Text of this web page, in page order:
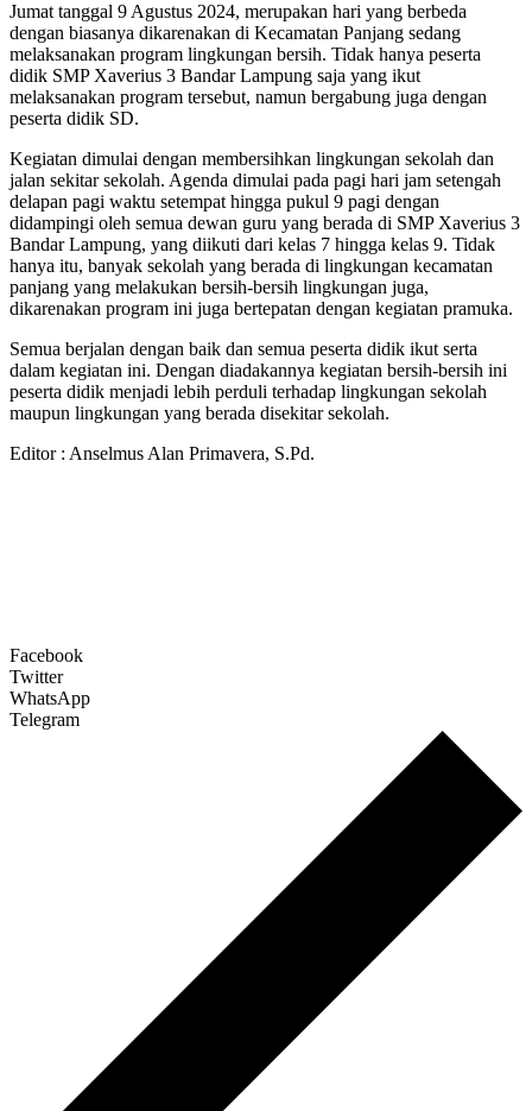
Jumat tanggal 9 Agustus 2024, merupakan hari yang berbeda
dengan biasanya dikarenakan di Kecamatan Panjang sedang
melaksanakan program lingkungan bersih. Tidak hanya peserta
didik SMP Xaverius 3 Bandar Lampung saja yang ikut
melaksanakan program tersebut, namun bergabung juga dengan
peserta didik SD.
Kegiatan dimulai dengan membersihkan lingkungan sekolah dan
jalan sekitar sekolah. Agenda dimulai pada pagi hari jam setengah
delapan pagi waktu setempat hingga pukul 9 pagi dengan
didampingi oleh semua dewan guru yang berada di SMP Xaverius 3
Bandar Lampung, yang diikuti dari kelas 7 hingga kelas 9. Tidak
hanya itu, banyak sekolah yang berada di lingkungan kecamatan
panjang yang melakukan bersih-bersih lingkungan juga,
dikarenakan program ini juga bertepatan dengan kegiatan pramuka.
Semua berjalan dengan baik dan semua peserta didik ikut serta
dalam kegiatan ini. Dengan diadakannya kegiatan bersih-bersih ini
peserta didik menjadi lebih perduli terhadap lingkungan sekolah
maupun lingkungan yang berada disekitar sekolah.
Editor : Anselmus Alan Primavera, S.Pd.
Facebook
Twitter
WhatsApp
Telegram